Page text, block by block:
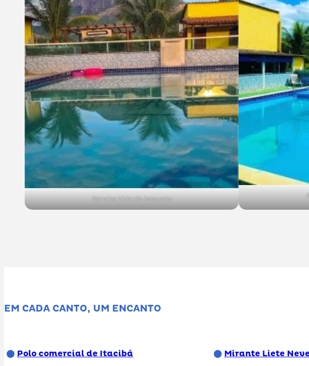
Rancho Vista do Moxuara
EM CADA CANTO, UM ENCANTO
Polo comercial de Itacibá Mirante Liete